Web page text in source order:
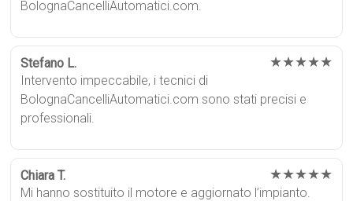
BolognaCancelliAutomatici.com.
Stefano L. ★★★★★
Intervento impeccabile, i tecnici di
BolognaCancelliAutomatici.com sono stati precisi e
professionali.
Chiara T. ★★★★★
Mi hanno sostituito il motore e aggiornato l’impianto.